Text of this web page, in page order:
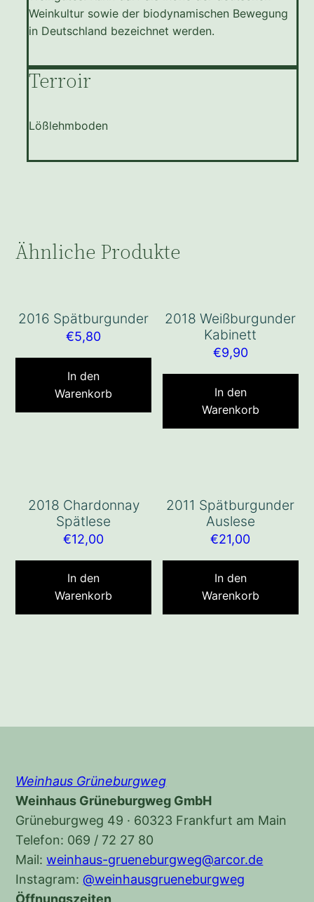
Weinkultur sowie der biodynamischen Bewegung
in Deutschland bezeichnet werden.
Terroir
Lößlehmboden
Ähnliche Produkte
2016 Spätburgunder
€5,80
In den
Warenkorb
2018 Weißburgunder
Kabinett
€9,90
In den
Warenkorb
2018 Chardonnay
Spätlese
€12,00
In den
Warenkorb
2011 Spätburgunder
Auslese
€21,00
In den
Warenkorb
Weinhaus Grüneburgweg
Weinhaus Grüneburgweg GmbH
Grüneburgweg 49 · 60323 Frankfurt am Main
Telefon: 069 / 72 27 80
Mail:weinhaus-grueneburgweg@arcor.de
Instagram:@weinhausgrueneburgweg
Öffnungszeiten